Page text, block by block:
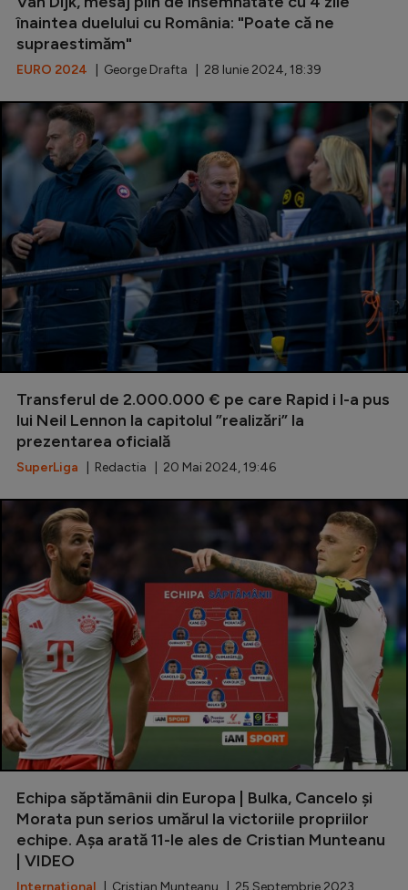
înaintea duelului cu România: "Poate că ne
supraestimăm"
EURO 2024 | George Drafta | 28 Iunie 2024, 18:39
Transferul de 2.000.000 € pe care Rapid i l-a pus
lui Neil Lennon la capitolul ”realizări” la
prezentarea oficială
SuperLiga | Redactia | 20 Mai 2024, 19:46
Echipa săptămânii din Europa | Bulka, Cancelo și
Morata pun serios umărul la victoriile propriilor
echipe. Așa arată 11-le ales de Cristian Munteanu
| VIDEO
Internațional | Cristian Munteanu | 25 Septembrie 2023,